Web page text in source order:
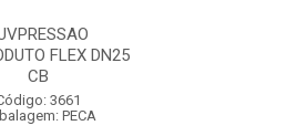
FLEX DN25
CB
3661
PECA